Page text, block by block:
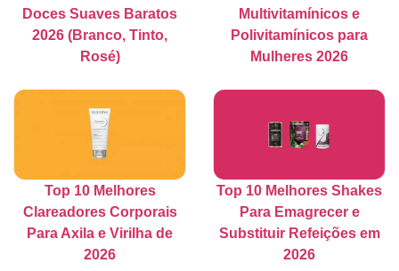
Doces Suaves Baratos
2026 (Branco, Tinto,
Rosé)
Multivitamínicos e
Polivitamínicos para
Mulheres 2026
Top 10 Melhores
Clareadores Corporais
Para Axila e Virilha de
2026
Top 10 Melhores Shakes
Para Emagrecer e
Substituir Refeições em
2026